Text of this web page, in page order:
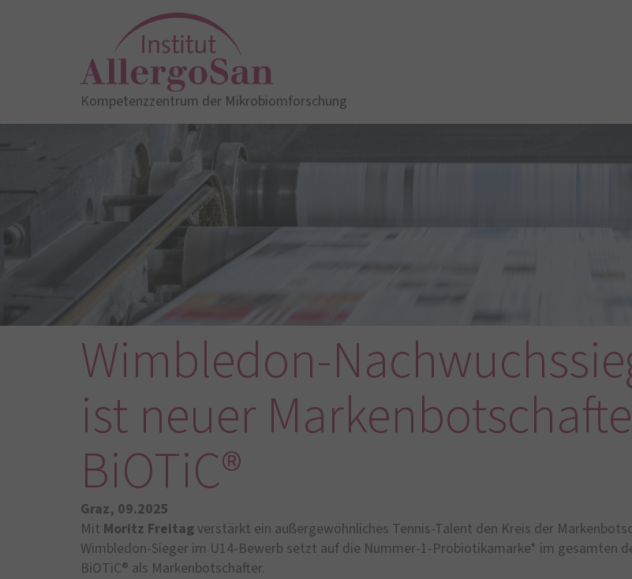
Kompetenzzentrum der Mikrobiomforschung
Wimbledon-
ist neuer
BiOTiC®
Graz, 09.2025
Mit Moritz Freitag verstärkt ein außergewöhnliches Tennis-Talent den Kreis der
Wimbledon-Sieger im U14-Bewerb setzt auf die Nummer-1-Probiotikamarke* im gesamten
BiOTiC® als Markenbotschafter.